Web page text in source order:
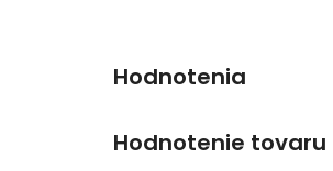
Hodnotenie tovaru